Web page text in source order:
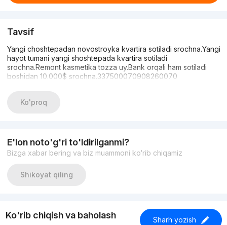
Tavsif
Yangi choshtepadan novostroyka kvartira sotiladi srochna.Yangi
hayot tumani yangi shoshtepada kvartira sotiladi
srochna.Remont kasmetika tozza uy.Bank orqali ham sotiladi
boshidan 10.000$ srochna.337500070908260070
Ko'proq
E'lon noto'g'ri to'ldirilganmi?
Bizga xabar bering va biz muammoni ko‘rib chiqamiz
Shikoyat qiling
Ko'rib chiqish va baholash Sharh yozish